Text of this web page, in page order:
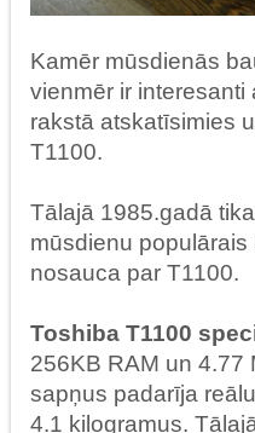
Kamēr mūsdienās
vienmēr ir
rakstā atskatīsimies
T1100.
Tālajā 1985.gadā
mūsdienu
nosauca par T1100.
Toshiba T1100
256KB RAM un 4.77
sapņus padarīja
4.1 kilogramus.